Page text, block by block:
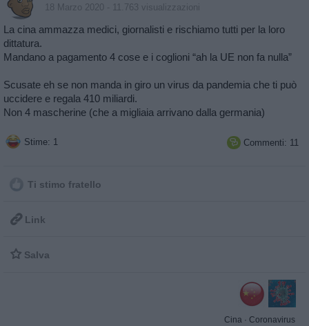
18 Marzo 2020 - 11.763 visualizzazioni
La cina ammazza medici, giornalisti e rischiamo tutti per la loro
dittatura.
Mandano a pagamento 4 cose e i coglioni “ah la UE non fa nulla”
Scusate eh se non manda in giro un virus da pandemia che ti può
uccidere e regala 410 miliardi.
Non 4 mascherine (che a migliaia arrivano dalla germania)
Stime: 1  Commenti: 11
Ti stimo fratello
 Link
 Salva
Cina · Coronavirus